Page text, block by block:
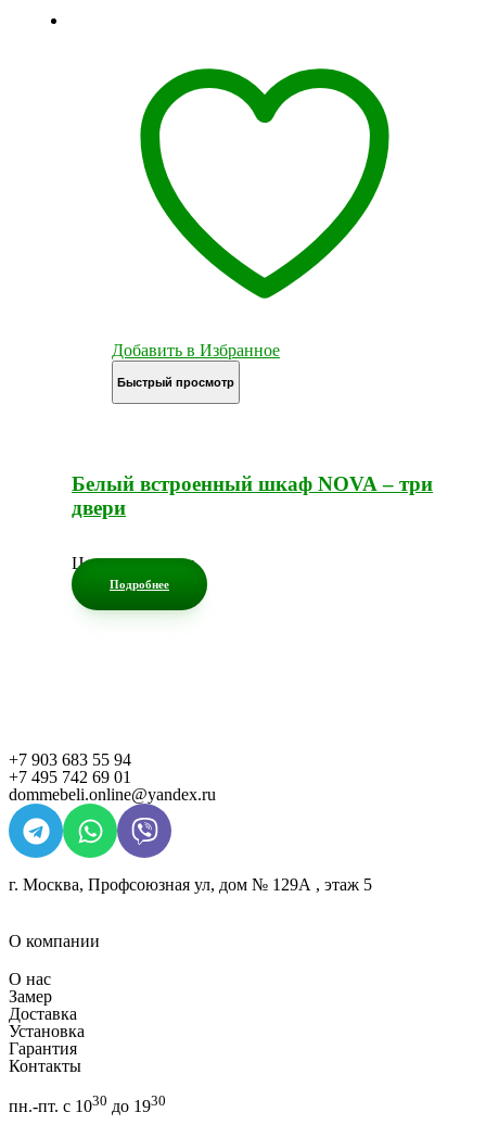
Добавить в Избранное
Быстрый просмотр
Белый встроенный шкаф NOVA – три
двери
Цена по запросу
Подробнее
+7 903 683 55 94
+7 495 742 69 01
dommebeli.online@yandex.ru
г. Москва, Профсоюзная ул, дом № 129А , этаж 5
О компании
О нас
Замер
Доставка
Установка
Гарантия
Контакты
пн.-пт. с 1030 до 1930